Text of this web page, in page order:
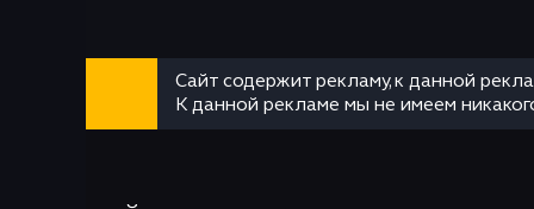
Сайт содержит рекламу, к данной
К данной рекламе мы не имеем